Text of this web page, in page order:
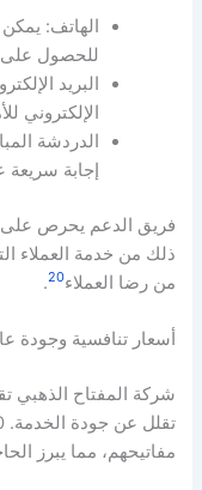
الهاتف: يمكن
للحصول على
البريد
الإلكتروني
الدردشة
إجابة سريعة
فريق الدعم يحرص على
ذلك من خدمة العملاء
من رضا العملاء20
.
أسعار تنافسية وجودة
شركة المفتاح الذهبي
مفاتيحهم، مما يبرز